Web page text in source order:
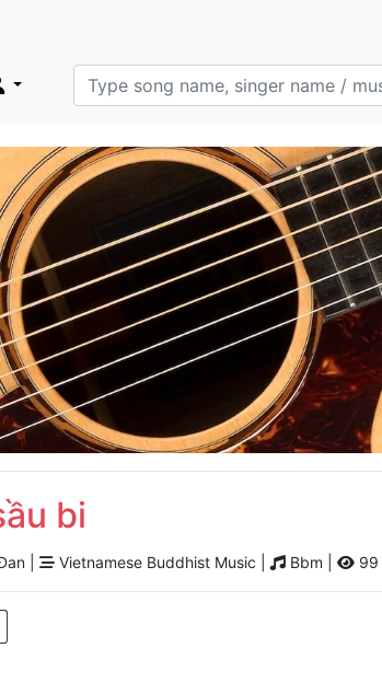
bi
| Vietnamese Buddhist Music | Bbm | 99